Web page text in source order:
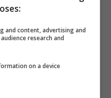
e continuativi
chiedere la
and content, advertising and
research and
on a device